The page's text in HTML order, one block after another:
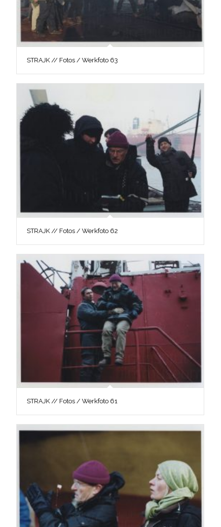
STRAJK // Fotos / Werkfoto 63
STRAJK // Fotos / Werkfoto 62
STRAJK // Fotos / Werkfoto 61